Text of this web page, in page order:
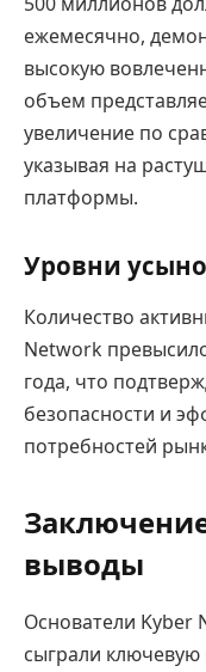
ежемесячно,
высокую
объем
увеличение по
указывая на
платформы.
Уровни
Количество
Network
года, что
безопасности и
потребностей
выводы
Основатели Kyber
сыграли ключевую